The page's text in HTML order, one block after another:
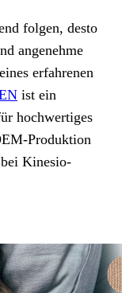
folgen, desto
angenehme
erfahrenen
ist ein
hochwertiges
Produktion
Kinesio-